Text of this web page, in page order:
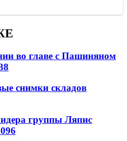
во главе с Пашиняном
снимки складов
группы Ляпис